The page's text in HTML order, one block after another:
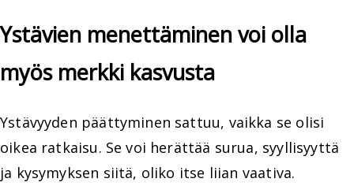
Ystävien menettäminen voi olla
myös merkki kasvusta
Ystävyyden päättyminen sattuu, vaikka se olisi
oikea ratkaisu. Se voi herättää surua, syyllisyyttä
ja kysymyksen siitä, oliko itse liian vaativa.